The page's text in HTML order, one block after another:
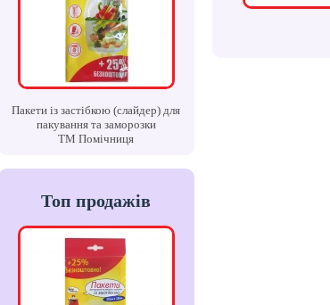
Пакети із застібкою (слайдер) для
пакування та заморозки
ТМ Помічниця
Топ продажів